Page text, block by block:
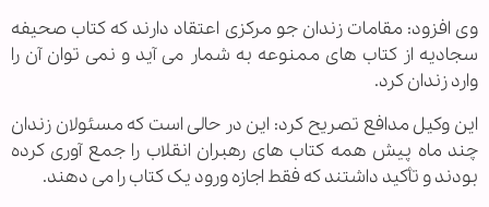
وی افزود: مقامات زندان جو مرکزی اعتقاد دارند که کتاب صحیفه
سجادیه از کتاب های ممنوعه به شمار می آید و نمی توان آن را
وارد زندان کرد.
این وکیل مدافع تصریح کرد: این در حالی است که مسئولان زندان
چند ماه پیش همه کتاب های رهبران انقلاب را جمع آوری کرده
بودند و تأکید داشتند که فقط اجازه ورود یک کتاب را می دهند.